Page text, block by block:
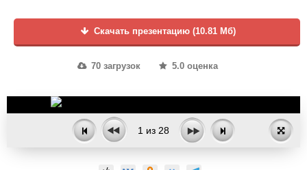
Скачать презентацию (10.81 Мб)
70 загрузок 5.0 оценка
1 из 28